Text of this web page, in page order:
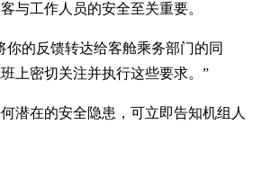
与工作人员的安全至关重要。
你的反馈转达给客舱乘务部门的同
上密切关注并执行这些要求。”
潜在的安全隐患，可立即告知机组人